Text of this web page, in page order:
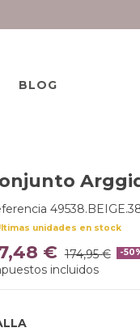
BLOG
unidades en stock
€ 174,95 € -
incluidos